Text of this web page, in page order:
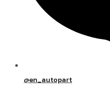
@en_autopart